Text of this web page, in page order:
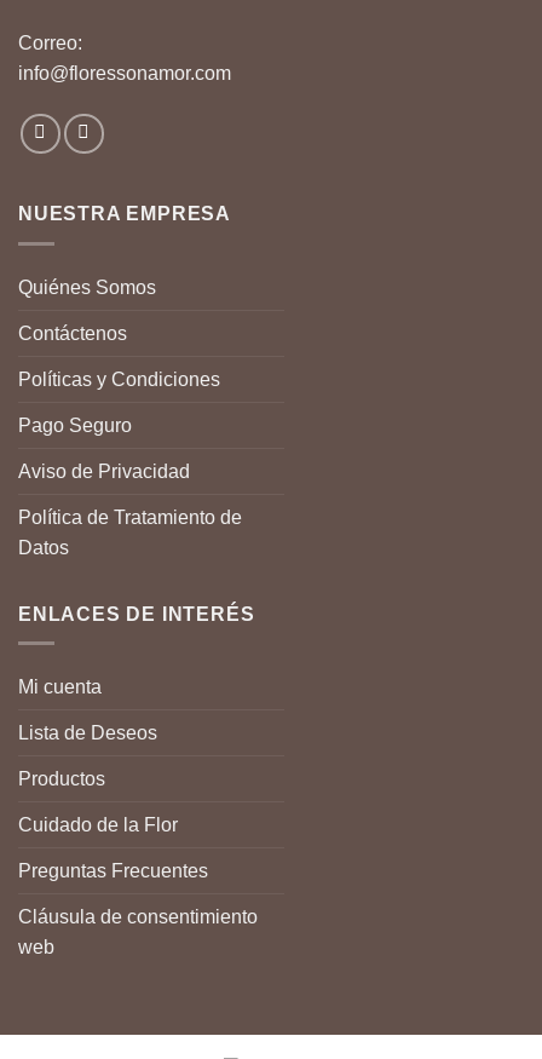
Correo:
info@floressonamor.com
NUESTRA EMPRESA
Quiénes Somos
Contáctenos
Políticas y Condiciones
Pago Seguro
Aviso de Privacidad
Política de Tratamiento de
Datos
ENLACES DE INTERÉS
Mi cuenta
Lista de Deseos
Productos
Cuidado de la Flor
Preguntas Frecuentes
Cláusula de consentimiento
web